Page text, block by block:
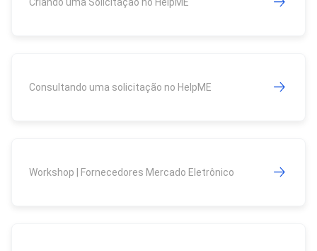
Consultando uma solicitação no HelpME
Workshop | Fornecedores Mercado Eletrônico